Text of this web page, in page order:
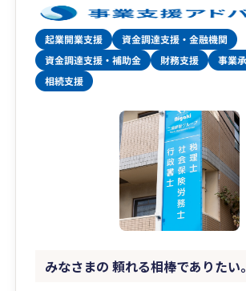
みなさまの 頼れる相棒でありたい。